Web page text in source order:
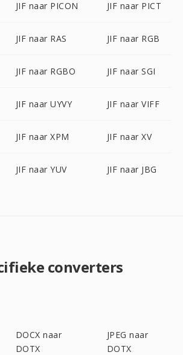
JIF naar PICON JIF naar PICT
JIF naar RAS JIF naar RGB
JIF naar RGBO JIF naar SGI
JIF naar UYVY JIF naar VIFF
JIF naar XPM JIF naar XV
JIF naar YUV JIF naar JBG
converters
DOCX naar
DOTX
JPEG naar
DOTX